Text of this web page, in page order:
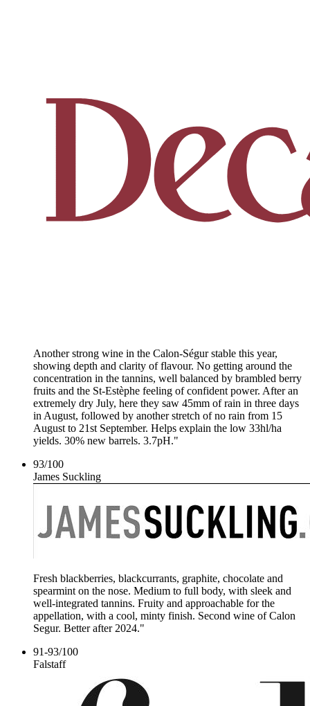
Another strong wine in the Calon-Ségur stable this year,
showing depth and clarity of flavour. No getting around the
concentration in the tannins, well balanced by brambled berry
fruits and the St-Estèphe feeling of confident power. After an
extremely dry July, here they saw 45mm of rain in three days
in August, followed by another stretch of no rain from 15
August to 21st September. Helps explain the low 33hl/ha
yields. 30% new barrels. 3.7pH."
93/100
James Suckling
Fresh blackberries, blackcurrants, graphite, chocolate and
spearmint on the nose. Medium to full body, with sleek and
well-integrated tannins. Fruity and approachable for the
appellation, with a cool, minty finish. Second wine of Calon
Segur. Better after 2024."
91-93/100
Falstaff